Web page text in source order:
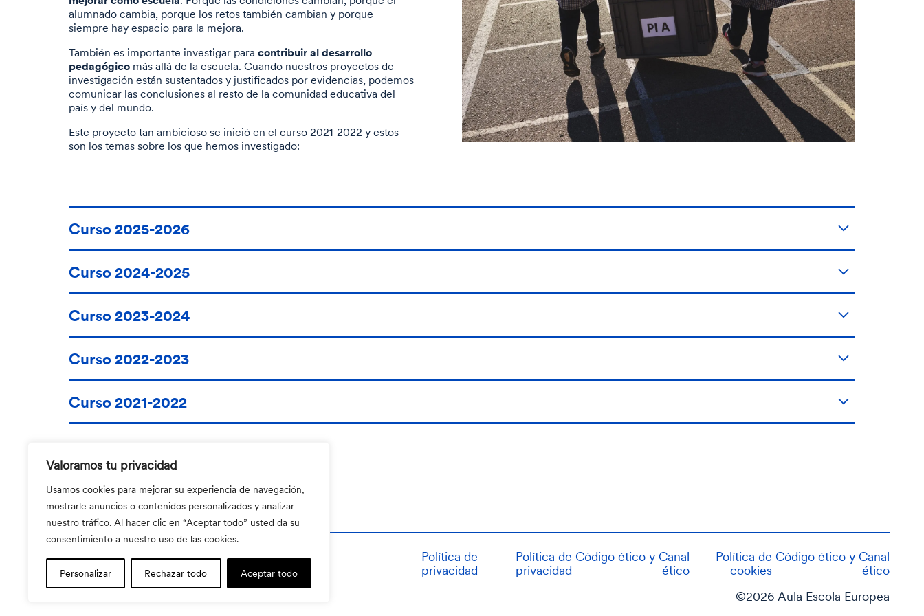
Valoramos tu privacidad
Usamos cookies para mejorar su experiencia de navegación,
mostrarle anuncios o contenidos personalizados y analizar
nuestro tráfico. Al hacer clic en “Aceptar todo” usted da su
consentimiento a nuestro uso de las cookies.
Personalizar Rechazar todo Aceptar todo
alumnado cambia, porque los retos también cambian y porque
siempre hay espacio para la mejora.
También es importante investigar para contribuir al desarrollo
pedagógico más allá de la escuela. Cuando nuestros proyectos de
investigación están sustentados y justificados por evidencias, podemos
comunicar las conclusiones al resto de la comunidad educativa del
país y del mundo.
Este proyecto tan ambicioso se inició en el curso 2021-2022 y estos
son los temas sobre los que hemos investigado:
Curso 2025-2026
Curso 2024-2025
Curso 2023-2024
Curso 2022-2023
Curso 2021-2022
Av. Mare de Déu de Lorda, 34 Barcelona 08034
T. 93 203 03 54
Política de
privacidad
Política de
privacidad
Código ético y Canal
ético
Política de
cookies
Código ético y Canal
ético
©2026 Aula Escola Europea